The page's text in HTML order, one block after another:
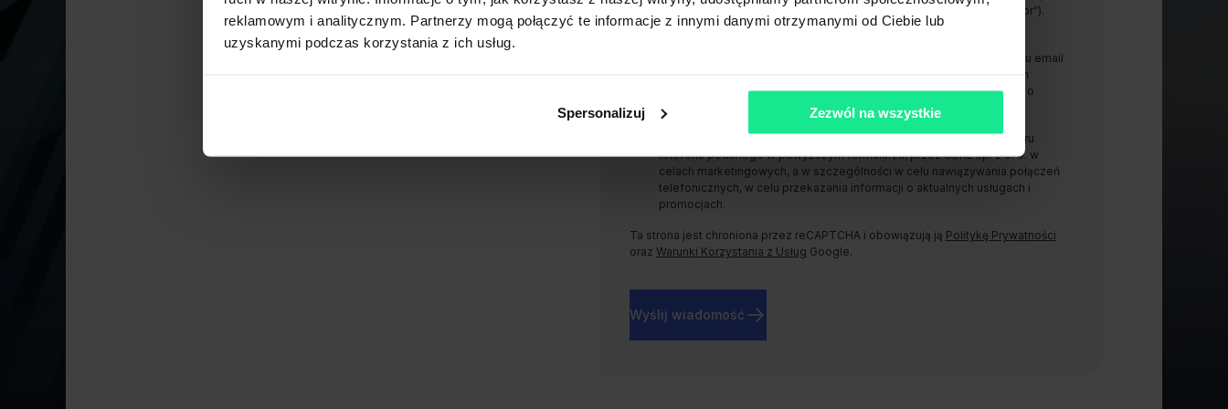
reklamowym i analitycznym. Partnerzy mogą połączyć te informacje z innymi danymi otrzymanymi od Ciebie lub
uzyskanymi podczas korzystania z ich usług.
Spersonalizuj Zezwól na wszystkie
Warszawie, Rondo Daszyńskiego 1, 00-843 Warszawa (dalej „Administrator”).
Wyrażam zgodę, na przetwarzanie i wykorzystywanie mojego adresu email
podanego w powyższym formularzu, przez CBRE sp. z o. o. w celach
marketingowych, a w szczególności w celu otrzymywania informacji o
aktualnych usługach i promocjach.
Wyrażam zgodę, na przetwarzanie i wykorzystywanie mojego numeru
telefonu podanego w powyższym formularzu, przez CBRE sp. z o. o. w
celach marketingowych, a w szczególności w celu nawiązywania połączeń
telefonicznych, w celu przekazania informacji o aktualnych usługach i
promocjach.
Ta strona jest chroniona przez reCAPTCHA i obowiązują ją Politykę Prywatności
oraz Warunki Korzystania z Usług Google.
Wyślij wiadomość